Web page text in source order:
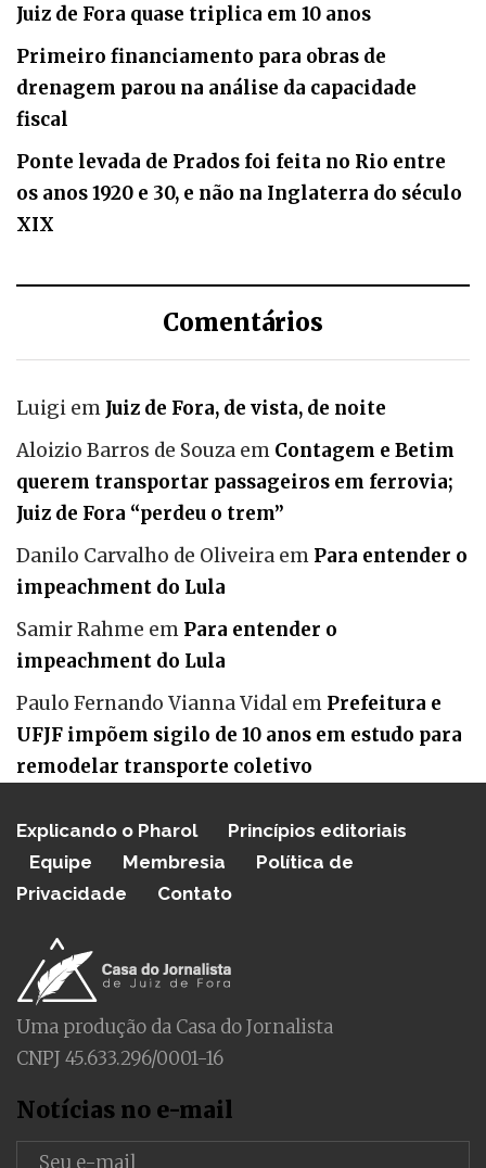
Juiz de Fora quase triplica em 10 anos
Primeiro financiamento para obras de
drenagem parou na análise da capacidade
fiscal
Ponte levada de Prados foi feita no Rio entre
os anos 1920 e 30, e não na Inglaterra do século
XIX
Comentários
Luigi em Juiz de Fora, de vista, de noite
Aloizio Barros de Souza em Contagem e Betim
querem transportar passageiros em ferrovia;
Juiz de Fora “perdeu o trem”
Danilo Carvalho de Oliveira em Para entender o
impeachment do Lula
Samir Rahme em Para entender o
impeachment do Lula
Paulo Fernando Vianna Vidal em Prefeitura e
UFJF impõem sigilo de 10 anos em estudo para
remodelar transporte coletivo
Explicando o Pharol
Princípios editoriais
Equipe
Membresia
Política de
Privacidade
Contato
Uma produção da Casa do Jornalista
CNPJ 45.633.296/0001-16
Notícias no e-mail